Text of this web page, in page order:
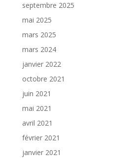
septembre 2025
mai 2025
mars 2025
mars 2024
janvier 2022
octobre 2021
juin 2021
mai 2021
avril 2021
février 2021
janvier 2021